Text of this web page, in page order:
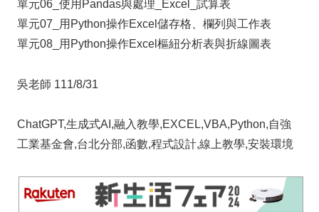
單元06_使用Pandas與處理_Excel_試算表
單元07_用Python操作Excel儲存格、欄列與工作表
單元08_用Python操作Excel樞紐分析表與折線圖表
吳老師 111/8/31
ChatGPT,生成式AI,融入教學,EXCEL,VBA,Python,自強
工業基金會,台北分部,函數,程式設計,線上教學,安裝環境